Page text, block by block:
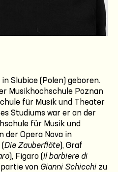
in Slubice (Polen) geboren.
Musikhochschule Poznan
für Musik und Theater
Studiums war er an der
für Musik und
der Opera Nova in
Die Zauberflöte), Graf
), Figaro (Il barbiere di
von Gianni Schicchi zu